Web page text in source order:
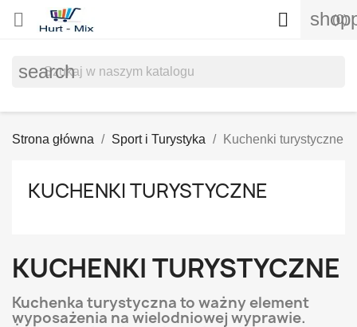
 (0)

search
Strona główna Sport i Turystyka Kuchenki turystyczne
KUCHENKI TURYSTYCZNE
KUCHENKI TURYSTYCZNE
Kuchenka turystyczna to ważny element
wyposażenia na wielodniowej wyprawie.